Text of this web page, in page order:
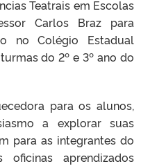
Teatrais em Escolas
Carlos Braz para
no Colégio Estadual
do 2º e 3º ano do
para os alunos,
a explorar suas
para as integrantes do
aprendizados